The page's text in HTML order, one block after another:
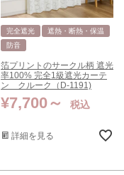
完全遮光
遮熱・断熱・保温
防音
箔プリントのサークル柄 遮光
率100% 完全1級遮光カーテ
ン クルーク（D-1191)
¥7,700 税込
詳細を見る